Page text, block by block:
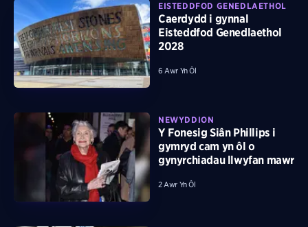
EISTEDDFOD GENEDLAETHOL
Caerdydd i gynnal
Eisteddfod Genedlaethol
2028
6 Awr Yn Ôl
NEWYDDION
Y Fonesig Siân Phillips i
gymryd cam yn ôl o
gynyrchiadau llwyfan mawr
2 Awr Yn Ôl